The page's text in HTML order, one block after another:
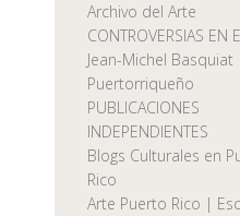
Archivo del Arte
CONTROVERSIAS EN
Jean-Michel Basquiat
Puertorriqueño
PUBLICACIONES
INDEPENDIENTES
Blogs Culturales en
Rico
Arte Puerto Rico |